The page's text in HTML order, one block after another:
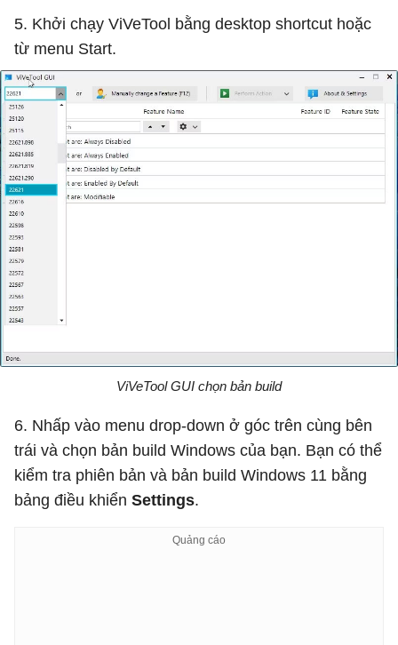
5. Khởi chạy ViVeTool bằng desktop shortcut hoặc
từ menu Start.
ViVeTool GUI chọn bản build
6. Nhấp vào menu drop-down ở góc trên cùng bên
trái và chọn bản build Windows của bạn. Bạn có thể
kiểm tra phiên bản và bản build Windows 11 bằng
bảng điều khiển Settings.